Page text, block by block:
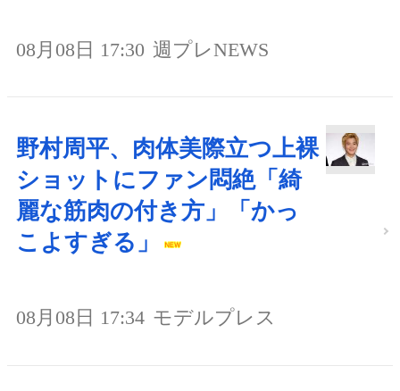
08月08日 17:30 週プレNEWS
野村周平、肉体美際立つ上裸
ショットにファン悶絶「綺
麗な筋肉の付き方」「かっ
こよすぎる」
08月08日 17:34 モデルプレス